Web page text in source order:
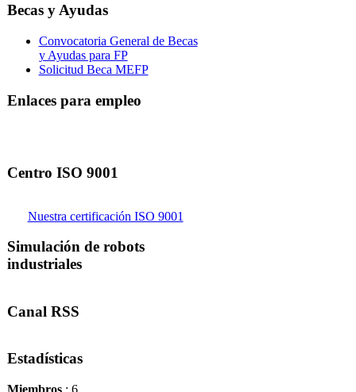
Becas y Ayudas
Convocatoria General de Becas
y Ayudas para FP
Solicitud Beca MEFP
Enlaces para empleo
Centro ISO 9001
Nuestra certificación ISO 9001
Simulación de robots
industriales
Canal RSS
Estadísticas
Miembros: 6